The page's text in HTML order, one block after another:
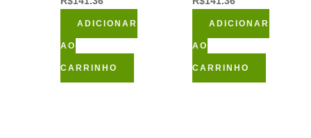
ADICIONAR
AO
CARRINHO
ADICIONAR
AO
CARRINHO